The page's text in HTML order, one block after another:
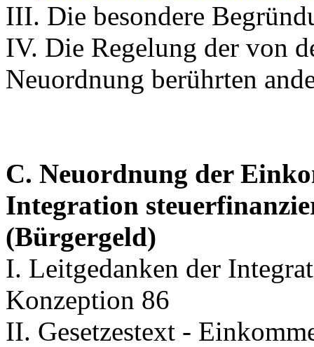
III. Die besondere
IV. Die Regelung der von
Neuordnung berührten
C. Neuordnung der
Integration
(Bürgergeld)
I. Leitgedanken der
Konzeption 86
II. Gesetzestext -